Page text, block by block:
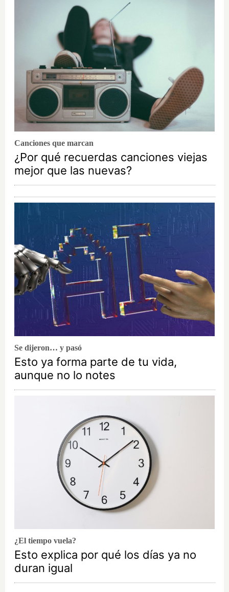
Canciones que marcan
¿Por qué recuerdas canciones viejas
mejor que las nuevas?
Se dijeron… y pasó
Esto ya forma parte de tu vida,
aunque no lo notes
¿El tiempo vuela?
Esto explica por qué los días ya no
duran igual